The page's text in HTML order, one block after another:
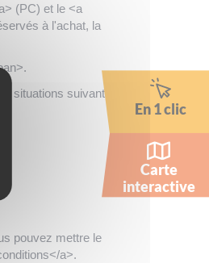
(PC) et le <a
à l'achat, la
situations suivantes :
pouvez mettre le
a>.
En 1 clic
Carte
interactive